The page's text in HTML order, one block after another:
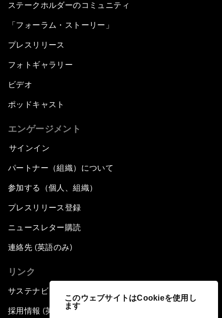
このウェブサイトはCookieを使用し
ます
ステークホルダーのコミュニティ
「フォーラム・ストーリー」
プレスリリース
フォトギャラリー
ビデオ
ポッドキャスト
エンゲージメント
サインイン
パートナー（組織）について
参加する（個人、組織）
プレスリリース登録
ニュースレター購読
連絡先 (英語のみ)
リンク
サステナビリティへの取り組み
採用情報 (英語のみ)